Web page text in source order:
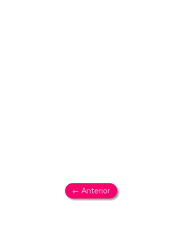
← Anterior